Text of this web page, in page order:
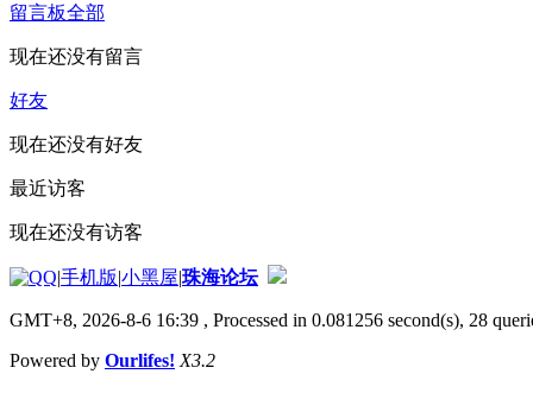
留言板全部
现在还没有留言
好友
现在还没有好友
最近访客
现在还没有访客
|手机版|小黑屋|珠海论坛
GMT+8, 2026-8-6 16:39 , Processed in 0.081256 second(s), 28
Powered by Ourlifes! X3.2